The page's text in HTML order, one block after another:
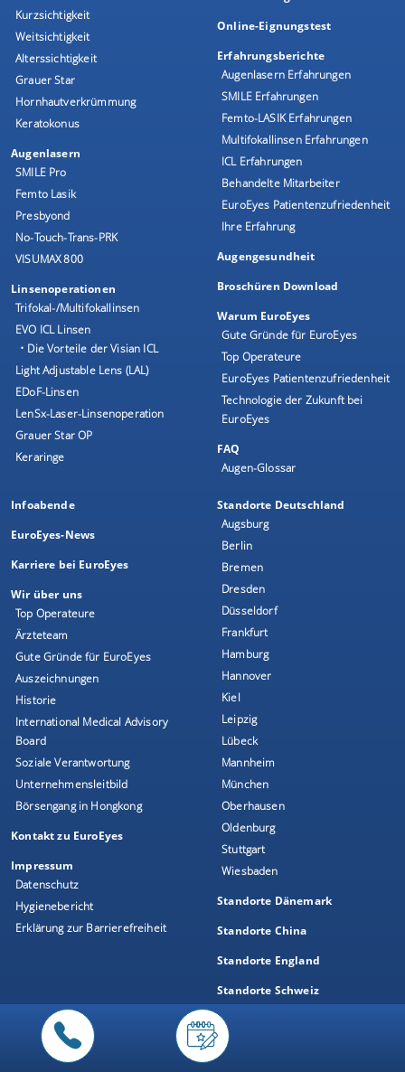
Kurzsichtigkeit
Weitsichtigkeit
Alterssichtigkeit
Grauer Star
Hornhautverkrümmung
Keratokonus
Augenlasern
SMILE Pro
Femto Lasik
Presbyond
No-Touch-Trans-PRK
VISUMAX 800
Linsenoperationen
Trifokal-/Multifokallinsen
EVO ICL Linsen
• Die Vorteile der Visian ICL
Light Adjustable Lens (LAL)
EDoF-Linsen
LenSx-Laser-Linsenoperation
Grauer Star OP
Keraringe
Online-Eignungstest
Erfahrungsberichte
Augenlasern Erfahrungen
SMILE Erfahrungen
Femto-LASIK Erfahrungen
Multifokallinsen Erfahrungen
ICL Erfahrungen
Behandelte Mitarbeiter
EuroEyes Patientenzufriedenheit
Ihre Erfahrung
Augengesundheit
Broschüren Download
Warum EuroEyes
Gute Gründe für EuroEyes
Top Operateure
EuroEyes Patientenzufriedenheit
Technologie der Zukunft bei
EuroEyes
FAQ
Augen-Glossar
Infoabende
EuroEyes-News
Karriere bei EuroEyes
Wir über uns
Top Operateure
Ärzteteam
Gute Gründe für EuroEyes
Auszeichnungen
Historie
International Medical Advisory
Board
Soziale Verantwortung
Unternehmensleitbild
Börsengang in Hongkong
Kontakt zu EuroEyes
Impressum
Datenschutz
Hygienebericht
Erklärung zur Barrierefreiheit
Standorte Deutschland
Augsburg
Berlin
Bremen
Dresden
Düsseldorf
Frankfurt
Hamburg
Hannover
Kiel
Leipzig
Lübeck
Mannheim
München
Oberhausen
Oldenburg
Stuttgart
Wiesbaden
Standorte Dänemark
Standorte China
Standorte England
Standorte Schweiz